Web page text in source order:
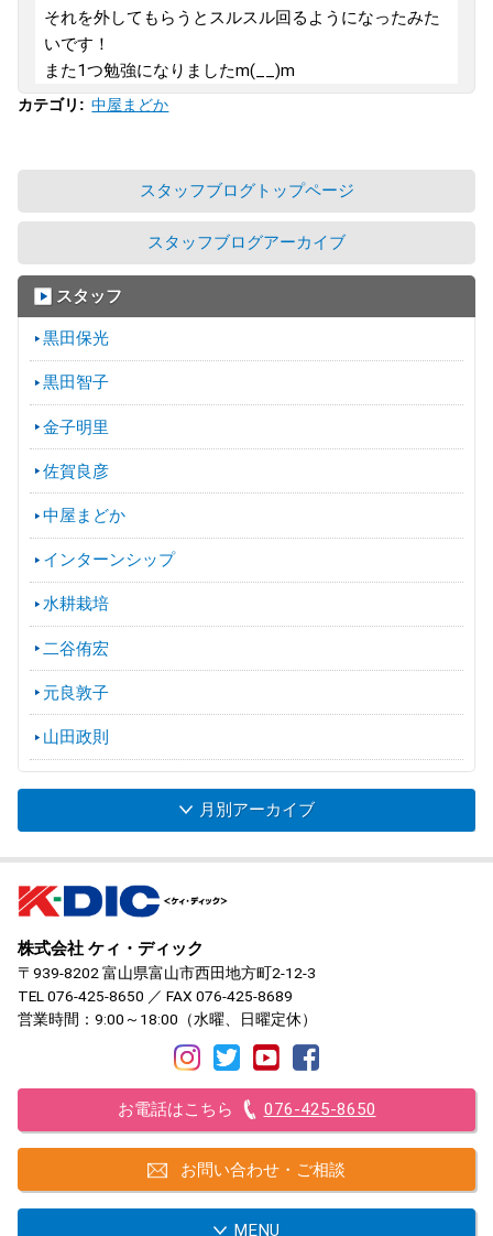
それを外してもらうとスルスル回るようになったみた
いです！
また1つ勉強になりましたm(__)m
カテゴリ : 中屋まどか
スタッフブログトップページ
スタッフブログアーカイブ
スタッフ
黒田保光
黒田智子
金子明里
佐賀良彦
中屋まどか
インターンシップ
水耕栽培
二谷侑宏
元良敦子
山田政則
月別アーカイブ
株式会社 ケィ・ディック
〒939-8202 富山県富山市西田地方町2-12-3
TEL 076-425-8650 ／ FAX 076-425-8689
営業時間：9:00～18:00（水曜、日曜定休）
お電話はこちら 076-425-8650
お問い合わせ・ご相談
MENU